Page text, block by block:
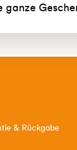
ganze
& Rückgabe